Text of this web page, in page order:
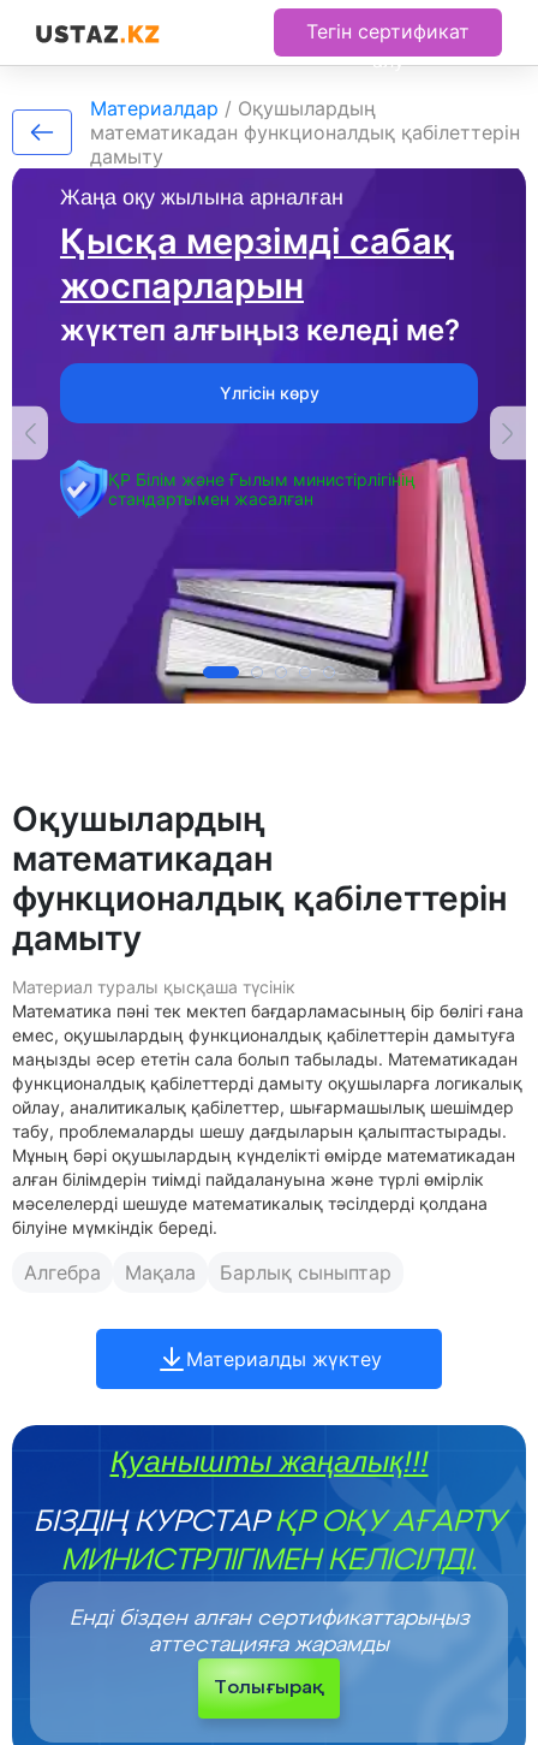
Тегін сертификат
алу
Жаңа оқу жылына арналған
Қысқа мерзімді сабақ
жоспарларын
жүктеп алғыңыз келеді ме?
Үлгісін көру
ҚР Білім және Ғылым министірлігінің
стандартымен жасалған
Материалдар / Оқушылардың
математикадан функционалдық қабілеттерін
дамыту
Оқушылардың
математикадан
функционалдық қабілеттерін
дамыту
Материал туралы қысқаша түсінік
Математика пәні тек мектеп бағдарламасының бір бөлігі ғана
емес, оқушылардың функционалдық қабілеттерін дамытуға
маңызды әсер ететін сала болып табылады. Математикадан
функционалдық қабілеттерді дамыту оқушыларға логикалық
ойлау, аналитикалық қабілеттер, шығармашылық шешімдер
табу, проблемаларды шешу дағдыларын қалыптастырады.
Мұның бәрі оқушылардың күнделікті өмірде математикадан
алған білімдерін тиімді пайдалануына және түрлі өмірлік
мәселелерді шешуде математикалық тәсілдерді қолдана
білуіне мүмкіндік береді.
Алгебра Мақала Барлық сыныптар
Материалды жүктеу
Қуанышты жаңалық!!!
БІЗДІҢ КУРСТАРҚР ОҚУ АҒАРТУ
МИНИСТРЛІГІМЕН КЕЛІСІЛДІ.
Енді бізден алған сертификаттарыңыз
аттестацияға жарамды
Толығырақ